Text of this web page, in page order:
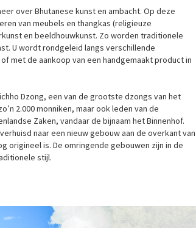
over Bhutanese kunst en ambacht. Op deze
van meubels en thangkas (religieuze
en beeldhouwkunst. Zo worden traditionele
U wordt rondgeleid langs verschillende
met de aankoop van een handgemaakt product in
Dzong, een van de grootste dzongs van het
2.000 monniken, maar ook leden van de
Zaken, vandaar de bijnaam het Binnenhof.
naar een nieuw gebouw aan de overkant van
origineel is. De omringende gebouwen zijn in de
stijl.